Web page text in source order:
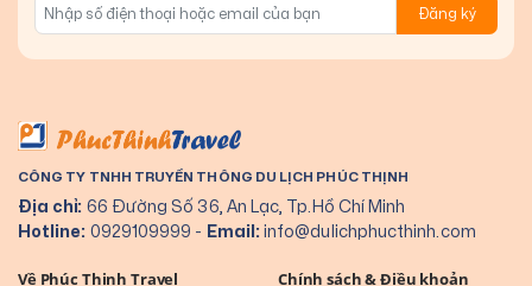
Đăng ký
CÔNG TY TNHH TRUYỀN THÔNG DU LỊCH PHÚC THỊNH
Địa chỉ: 66 Đường Số 36, An Lạc, Tp.Hồ Chí Minh
Hotline: 0929109999 - Email:info@dulichphucthinh.com
Về Phúc Thịnh Travel Chính sách & Điều khoản